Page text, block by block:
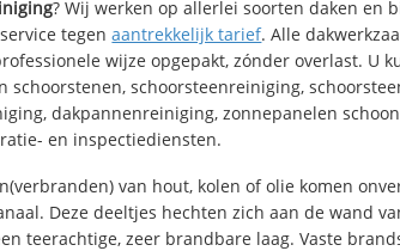
? Wij werken op allerlei soorten daken en
tegenaantrekkelijk tarief. Alle
wijze opgepakt, zónder overlast. U
schoorstenen, schoorsteenreiniging,
dakpannenreiniging, zonnepanelen
en inspectiediensten.
van hout, kolen of olie komen
Deze deeltjes hechten zich aan de wand
teerachtige, zeer brandbare laag. Vaste